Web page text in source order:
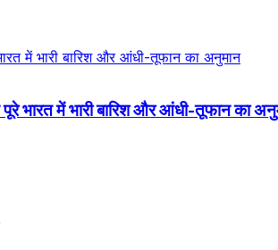
भारत में भारी बारिश और आंधी-तूफान का